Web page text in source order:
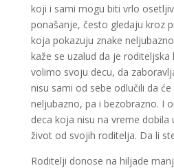
koji i sami mogu biti vrlo
ponašanje, često gledaju kroz
koja pokazuju znake
kaže se uzalud da je
volimo svoju decu, da
nisu sami od sebe odlučili da
neljubazno, pa i bezobrazno. I
deca koja nisu na vreme dobila
život od svojih roditelja. Da li
Roditelji donose na hiljade